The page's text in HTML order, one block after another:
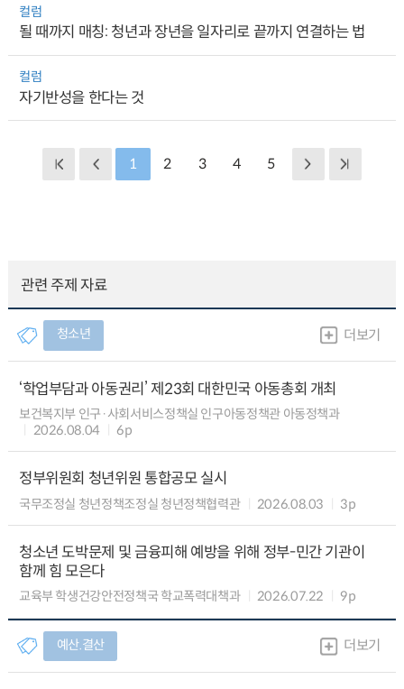
컬럼
될 때까지 매칭: 청년과 장년을 일자리로 끝까지 연결하는 법
컬럼
자기반성을 한다는 것
1 2 3 4 5
관련 주제 자료
청소년 더보기
‘학업부담과 아동권리’ 제23회 대한민국 아동총회 개최
보건복지부 인구·사회서비스정책실 인구아동정책관 아동정책과
2026.08.04
6p
정부위원회 청년위원 통합공모 실시
국무조정실 청년정책조정실 청년정책협력관 2026.08.03 3p
청소년 도박문제 및 금융피해 예방을 위해 정부-민간 기관이
함께 힘 모은다
교육부 학생건강안전정책국 학교폭력대책과 2026.07.22 9p
예산.결산 더보기